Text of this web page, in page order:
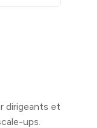
dirigeants et
ups.